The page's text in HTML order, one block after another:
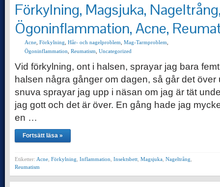
Förkylning, Magsjuka,
Ögoninflammation, Acne,
Acne Förkylning Hår- och nagelproblem Mag-Tarmproblem
Ögoninflammation Reumatism Uncategorized
Vid förkylning, ont i halsen, sprayar jag bara
halsen några gånger om dagen, så går det
snuva sprayar jag upp i näsan om jag är tät
jag gott och det är över. En gång hade jag
en …
Fortsätt läsa »
Etiketter: Acne Förkylning Inflammation Insektsbett Magsjuka Nageltrång
Reumatism